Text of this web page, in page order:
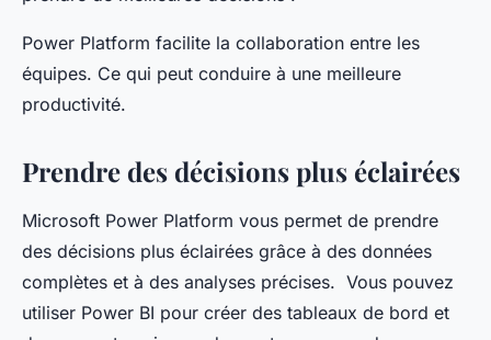
Power Platform facilite la collaboration entre les
équipes. Ce qui peut conduire à une meilleure
productivité.
Prendre des décisions plus éclairées
Microsoft Power Platform vous permet de prendre
des décisions plus éclairées grâce à des données
complètes et à des analyses précises. Vous pouvez
utiliser Power BI pour créer des tableaux de bord et